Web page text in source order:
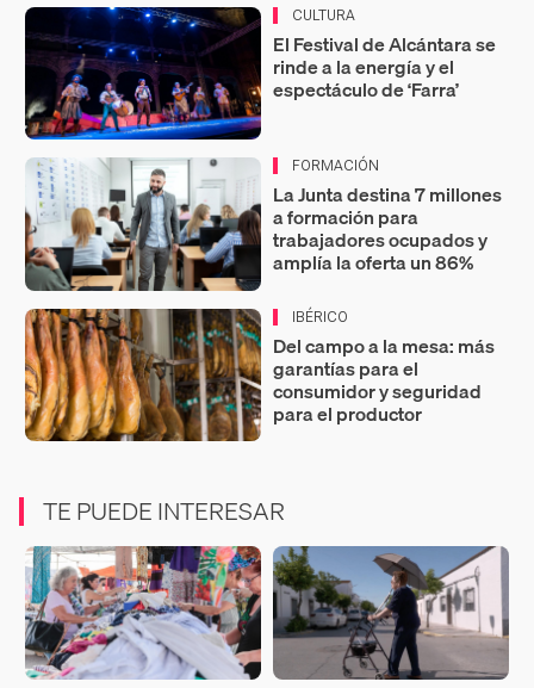
CULTURA
El Festival de Alcántara se
rinde a la energía y el
espectáculo de ‘Farra’
FORMACIÓN
La Junta destina 7 millones
a formación para
trabajadores ocupados y
amplía la oferta un 86%
IBÉRICO
Del campo a la mesa: más
garantías para el
consumidor y seguridad
para el productor
TE PUEDE INTERESAR